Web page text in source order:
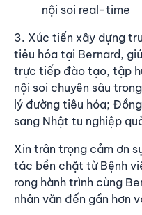
nội soi real-time
3. Xúc tiến xây dựng
tiêu hóa tại Bernard,
trực tiếp đào tạo, tập
nội soi chuyên sâu
lý đường tiêu hóa;
sang Nhật tu nghiệp
Xin trân trọng cảm ơn
tác bền chặt từ Bệnh
rong hành trình cùng
nhân văn đến gần hơn